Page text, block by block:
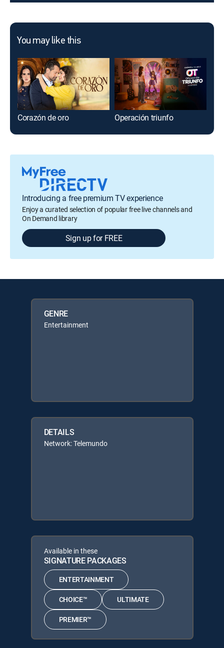
You may like this
Corazón de oro Operación triunfo
Introducing a free premium TV experience
Enjoy a curated selection of popular free live channels and
On Demand library
Sign up for FREE
GENRE
Entertainment
DETAILS
Network: Telemundo
Available in these
SIGNATURE PACKAGES
ENTERTAINMENT
CHOICE™ ULTIMATE
PREMIER™